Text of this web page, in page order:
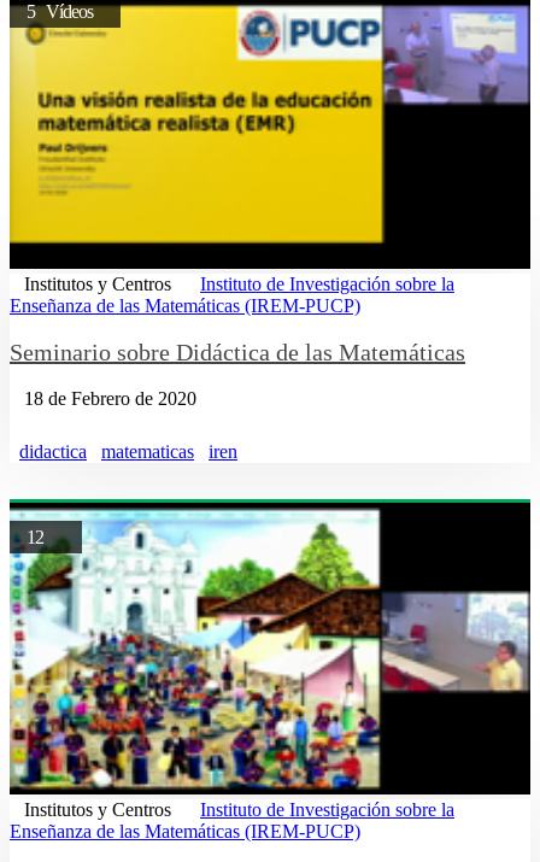
5 Vídeos
Institutos y Centros
Instituto de Investigación sobre la
Enseñanza de las Matemáticas (IREM-PUCP)
Seminario sobre Didáctica de las Matemáticas
18 de Febrero de 2020
didactica matematicas iren
12
Institutos y Centros
Instituto de Investigación sobre la
Enseñanza de las Matemáticas (IREM-PUCP)